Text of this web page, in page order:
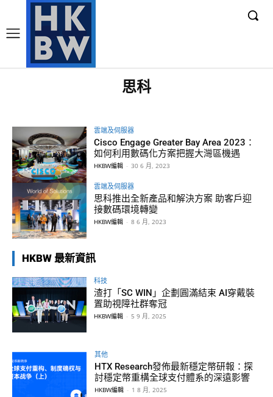
思科
雲端及伺服器
Cisco Engage Greater Bay Area 2023：
如何利用數碼化方案把握大灣區機遇
HKBW編輯 - 30 6 月, 2023
雲端及伺服器
思科推出全新產品和解決方案 助客戶迎
接數碼環境轉變
HKBW編輯 - 8 6 月, 2023
HKBW 最新資訊
科技
渣打「SC WIN」企劃圓滿結束 AI穿戴裝
置助視障社群奪冠
HKBW編輯 - 5 9 月, 2025
其他
HTX Research發佈最新穩定幣研報：探
討穩定幣重構全球支付體系的深遠影響
HKBW編輯 - 1 8 月, 2025